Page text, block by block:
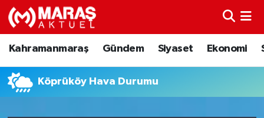
Kahramanmaraş Gündem Siyaset Ekonomi
Köprüköy Hava Durumu
Kahramanmaraş
Nöbetçi Eczaneler